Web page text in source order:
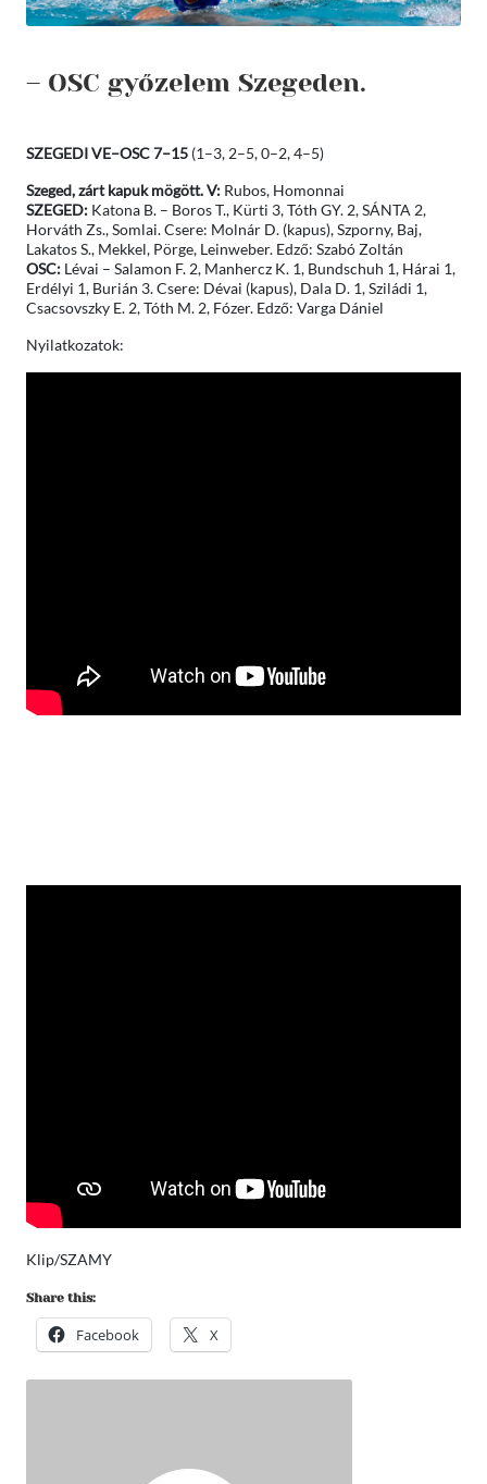
– OSC győzelem Szegeden.
SZEGEDI VE–OSC 7–15 (1–3, 2–5, 0–2, 4–5)
Szeged, zárt kapuk mögött. V:Rubos, Homonnai
SZEGED:Katona B. – Boros T., Kürti 3, Tóth GY. 2, SÁNTA 2,
Horváth Zs., Somlai. Csere: Molnár D. (kapus), Szporny, Baj,
Lakatos S., Mekkel, Pörge, Leinweber. Edző: Szabó Zoltán
OSC:Lévai – Salamon F. 2, Manhercz K. 1, Bundschuh 1, Hárai 1,
Erdélyi 1, Burián 3. Csere: Dévai (kapus), Dala D. 1, Sziládi 1,
Csacsovszky E. 2, Tóth M. 2, Fózer. Edző: Varga Dániel
Nyilatkozatok:
Klip/SZAMY
Share this:
Facebook X